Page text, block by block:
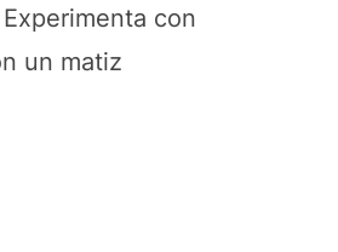
con
un matiz